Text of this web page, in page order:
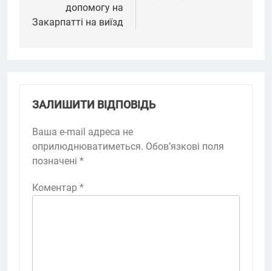
допомогу на
Закарпатті на виїзд
ЗАЛИШИТИ ВІДПОВІДЬ
Ваша e-mail адреса не
оприлюднюватиметься. Обов’язкові поля
позначені *
Коментар *